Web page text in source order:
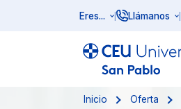
Eres... | Llámanos |
Inicio Oferta